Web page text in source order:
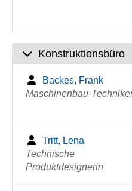
Konstruktionsbüro
Backes, Frank
Maschinenbau-
Tritt, Lena
Technische
Produktdesignerin